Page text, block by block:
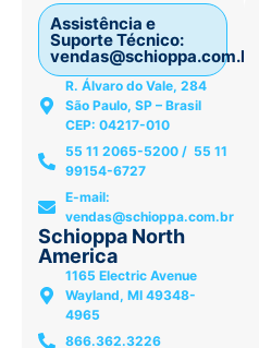
Assistência e
Suporte Técnico:
vendas@schioppa.com.br
R. Álvaro do Vale, 284
São Paulo, SP – Brasil
CEP: 04217-010
55 11 2065-5200 / 55 11
99154-6727
E-mail:
vendas@schioppa.com.br
Schioppa North
America
1165 Electric Avenue
Wayland, MI 49348-
4965
866.362.3226